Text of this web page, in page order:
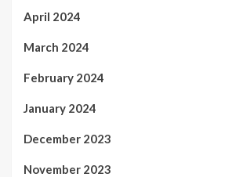
April 2024
March 2024
February 2024
January 2024
December 2023
November 2023